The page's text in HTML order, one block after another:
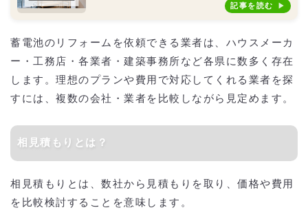
記事を読む
蓄電池のリフォームを依頼できる業者は、ハウスメーカ
ー・工務店・各業者・建築事務所など各県に数多く存在
します。理想のプランや費用で対応してくれる業者を探
すには、複数の会社・業者を比較しながら見定めます。
相見積もりとは？
相見積もりとは、数社から見積もりを取り、価格や費用
を比較検討することを意味します。